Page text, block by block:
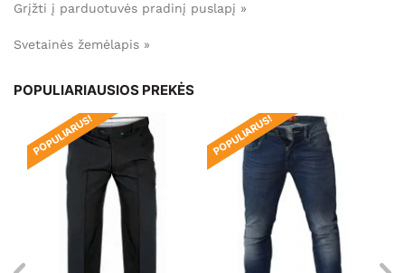
Grįžti į parduotuvės pradinį puslapį »
Svetainės žemėlapis »
POPULIARIAUSIOS PREKĖS
POPULIARUS! POPULIARUS!